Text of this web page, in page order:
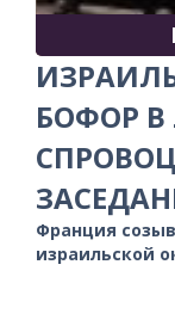
БОФОР
Франция
израильской